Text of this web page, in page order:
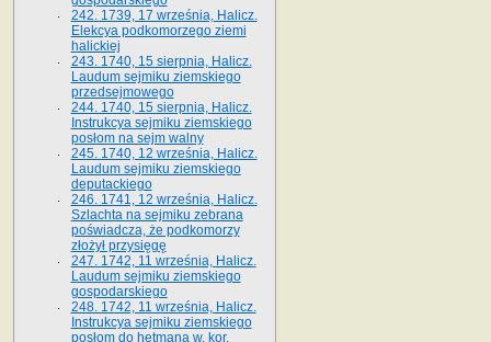
242. 1739, 17 września, Halicz.
Elekcya podkomorzego ziemi
halickiej
243. 1740, 15 sierpnia, Halicz.
Laudum sejmiku ziemskiego
przedsejmowego
244. 1740, 15 sierpnia, Halicz.
Instrukcya sejmiku ziemskiego
posłom na sejm walny
245. 1740, 12 września, Halicz.
Laudum sejmiku ziemskiego
deputackiego
246. 1741, 12 września, Halicz.
Szlachta na sejmiku zebrana
poświadcza, że podkomorzy
złożył przysięgę
247. 1742, 11 września, Halicz.
Laudum sejmiku ziemskiego
gospodarskiego
248. 1742, 11 września, Halicz.
Instrukcya sejmiku ziemskiego
posłom do hetmana w. kor.